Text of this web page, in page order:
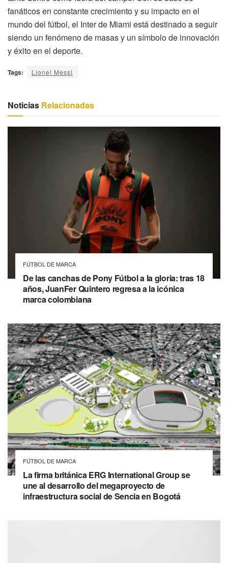
fanáticos en constante crecimiento y su impacto en el
mundo del fútbol, el Inter de Miami está destinado a seguir
siendo un fenómeno de masas y un símbolo de innovación
y éxito en el deporte.
Tags: Lionel Messi
Noticias Relacionadas
FÚTBOL DE MARCA
De las canchas de Pony Fútbol a la gloria: tras 18
años, JuanFer Quintero regresa a la icónica
marca colombiana
FÚTBOL DE MARCA
La firma británica ERG International Group se
une al desarrollo del megaproyecto de
infraestructura social de Sencia en Bogotá